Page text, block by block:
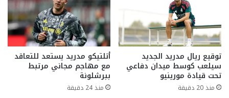
توقيع ريال مدريد الجديد
سيلعب كوسط ميدان دفاعي
تحت قيادة مورينيو
منذ 20 دقيقة
أتلتيكو مدريد يستعد للتعاقد
مع مهاجم مجاني مرتبط
ببرشلونة
منذ 24 دقيقة